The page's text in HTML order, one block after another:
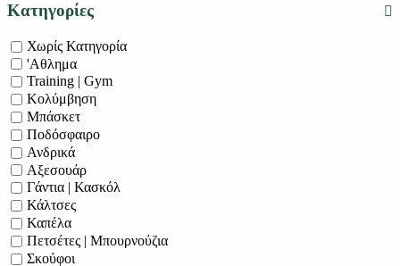
Κατηγορίες
Χωρίς Κατηγορία
'Αθλημα
Training | Gym
Κολύμβηση
Μπάσκετ
Ποδόσφαιρο
Ανδρικά
Αξεσουάρ
Γάντια | Κασκόλ
Κάλτσες
Καπέλα
Πετσέτες | Μπουρνούζια
Σκούφοι